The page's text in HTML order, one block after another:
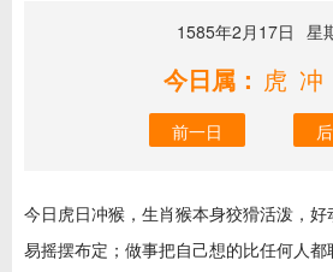
1585年2月17日 星
今日属： 虎
前一日
今日虎日冲猴，生肖猴本身狡猾活泼，
易摇摆布定；做事把自己想的比任何人